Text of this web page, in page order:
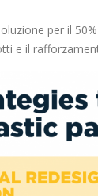
per il
e il